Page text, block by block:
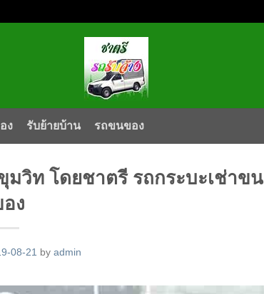
ง รับย้ายบ้าน รถขนของ
มวิท โดยชาตรี รถกระบะเช่าขน
ง
08-21 by admin